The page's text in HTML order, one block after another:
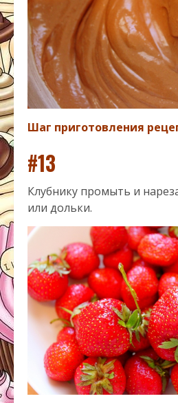
Шаг приготовления
#13
Клубнику промыть и
или дольки.